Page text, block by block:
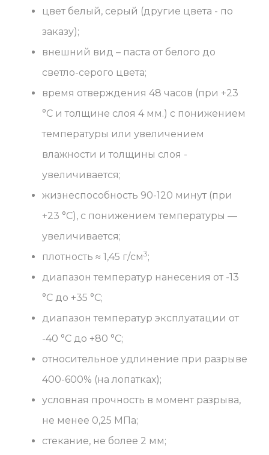
цвет белый, серый (другие цвета - по
заказу);
внешний вид – паста от белого до
светло-серого цвета;
время отверждения 48 часов (при +23
°С и толщине слоя 4 мм.) с понижением
температуры или увеличением
влажности и толщины слоя -
увеличивается;
жизнеспособность 90-120 минут (при
+23 °С), с понижением температуры —
увеличивается;
плотность ≈ 1,45 г/см3;
диапазон температур нанесения от -13
°С до +35 °С;
диапазон температур эксплуатации от
-40 °С до +80 °С;
относительное удлинение при разрыве
400-600% (на лопатках);
условная прочность в момент разрыва,
не менее 0,25 МПа;
стекание, не более 2 мм;